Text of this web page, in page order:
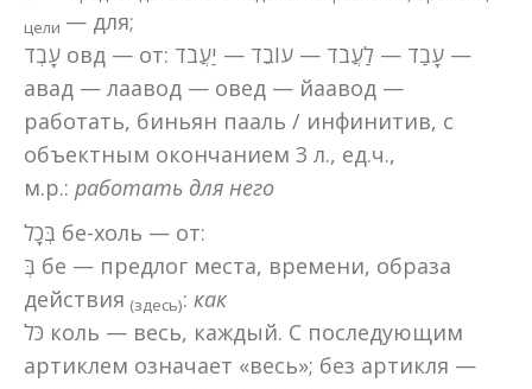
цели — для;
עָבְד овд — от: עָבַד — לַעֲבֹד — עוֹבֵד — יַעֲבֹד —
авад — лаавод — овед — йаавод —
работать, биньян пааль / инфинитив, с
объектным окончанием 3 л., ед.ч.,
м.р.: работать для него
בְּכָל бе-холь — от:
בְּ бе — предлог места, времени, образа
действия (здесь): как
כֹּל коль — весь, каждый. С последующим
артиклем означает «весь»; без артикля —